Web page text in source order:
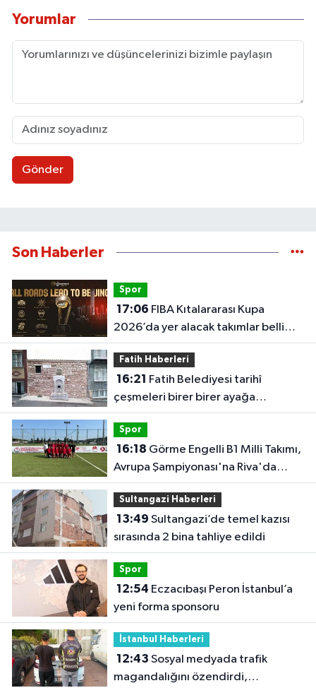
Yorumlar
Gönder
Son Haberler
Spor
17:06
2026’da yer alacak takımlar belli
oldu
Fatih Haberleri
16:21
çeşmeleri birer birer ayağa
kaldırıyor
Spor
16:18
Avrupa Şampiyonası'na Riva'da
hazırlanıyor
Sultangazi Haberleri
13:49
sırasında 2 bina tahliye edildi
Spor
12:54
yeni forma sponsoru
İstanbul Haberleri
12:43
magandalığını özendirdi,